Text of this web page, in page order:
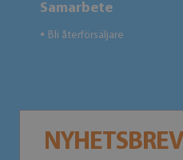
Samarbete
● Bli återförsäljare
NYHETSBREV